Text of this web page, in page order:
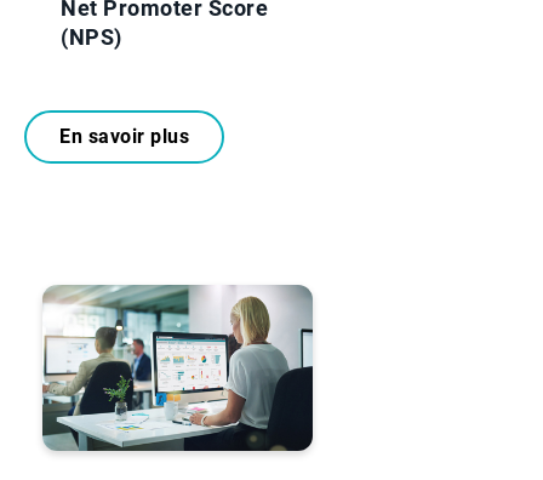
Net Promoter Score
(NPS)
En savoir plus